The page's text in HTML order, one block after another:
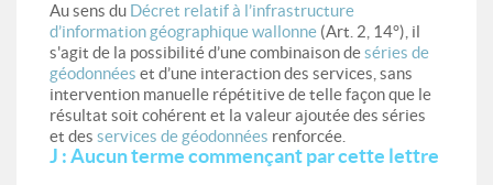
Au sens du Décret relatif à l’infrastructure
d’information géographique wallonne (Art. 2, 14°), il
s'agit de la possibilité d’une combinaison deséries de
géodonnées et d’une interaction des services, sans
intervention manuelle répétitive de telle façon que le
résultat soit cohérent et la valeur ajoutée des séries
et des services de géodonnées renforcée.
J : Aucun terme commençant par cette lettre